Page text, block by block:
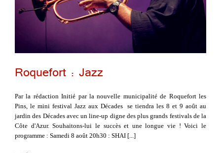
Roquefort : Jazz
Par la rédaction Initié par la nouvelle municipalité de Roquefort les
Pins, le mini festival Jazz aux Décades se tiendra les 8 et 9 août au
jardin des Décades avec un line-up digne des plus grands festivals de la
Côte d'Azur. Souhaitons-lui le succès et une longue vie ! Voici le
programme : Samedi 8 août 20h30 : SHAI [...]